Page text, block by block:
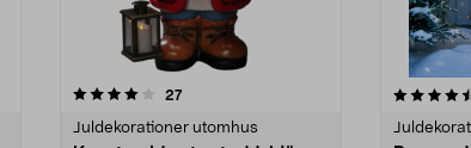
27recensioner
Juldekorationer utomhus
4.5 av 5 stjärnor